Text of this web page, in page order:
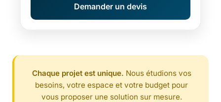
Demander un devis
Chaque projet est unique. Nous étudions vos
besoins, votre espace et votre budget pour
vous proposer une solution sur mesure.